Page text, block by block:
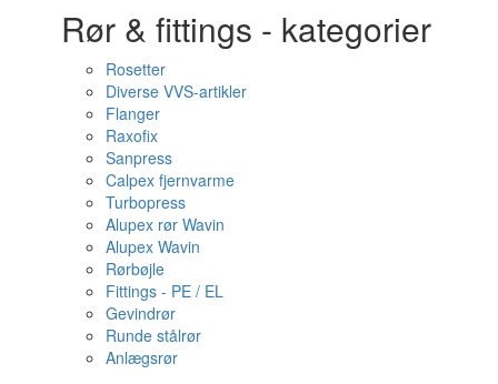
Rør & fittings - kategorier
Rosetter
Diverse VVS-artikler
Flanger
Raxofix
Sanpress
Calpex fjernvarme
Turbopress
Alupex rør Wavin
Alupex Wavin
Rørbøjle
Fittings - PE / EL
Gevindrør
Runde stålrør
Anlægsrør